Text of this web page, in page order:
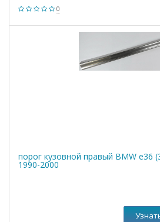
0
порог кузовной правый BMW е36
1990-2000